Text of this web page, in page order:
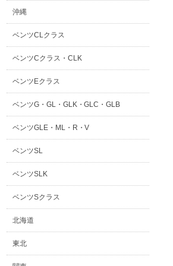
沖縄
ベンツCLクラス
ベンツCクラス・CLK
ベンツEクラス
ベンツG・GL・GLK・GLC・GLB
ベンツGLE・ML・R・V
ベンツSL
ベンツSLK
ベンツSクラス
北海道
東北